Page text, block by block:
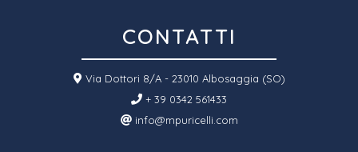
CONTATTI
Via Dottori 8/A - 23010 Albosaggia (SO)
+ 39 0342 561433
info@mpuricelli.com